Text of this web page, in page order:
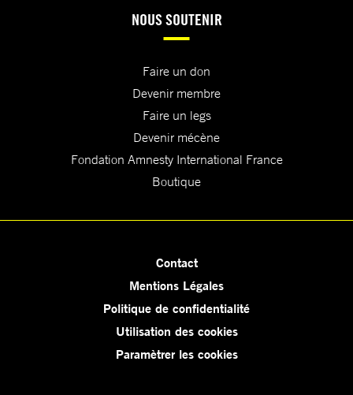
NOUS SOUTENIR
Faire un don
Devenir membre
Faire un legs
Devenir mécène
Fondation Amnesty International France
Boutique
Contact
Mentions Légales
Politique de confidentialité
Utilisation des cookies
Paramètrer les cookies